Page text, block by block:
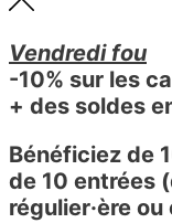
Vendredi fou
-10% sur les
+ des soldes
Bénéficiez de
de 10 entrées
régulier·ère